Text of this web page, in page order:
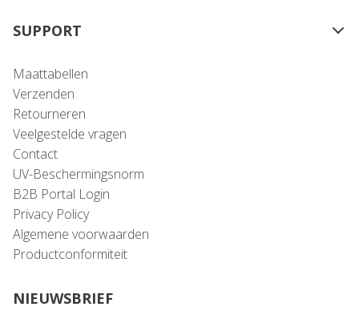
SUPPORT
Maattabellen
Verzenden
Retourneren
Veelgestelde vragen
Contact
UV-Beschermingsnorm
B2B Portal Login
Privacy Policy
Algemene voorwaarden
Productconformiteit
NIEUWSBRIEF